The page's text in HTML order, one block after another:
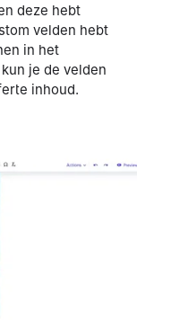
deze hebt
velden hebt
in het
je de velden
inhoud.